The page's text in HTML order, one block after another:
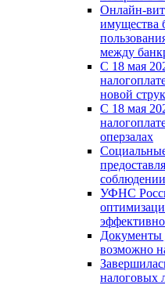
Онлайн-
имущества
между
С 18 мая
новой
С 18 мая
оперзалах
УФНС
Документы
возможно
налоговых